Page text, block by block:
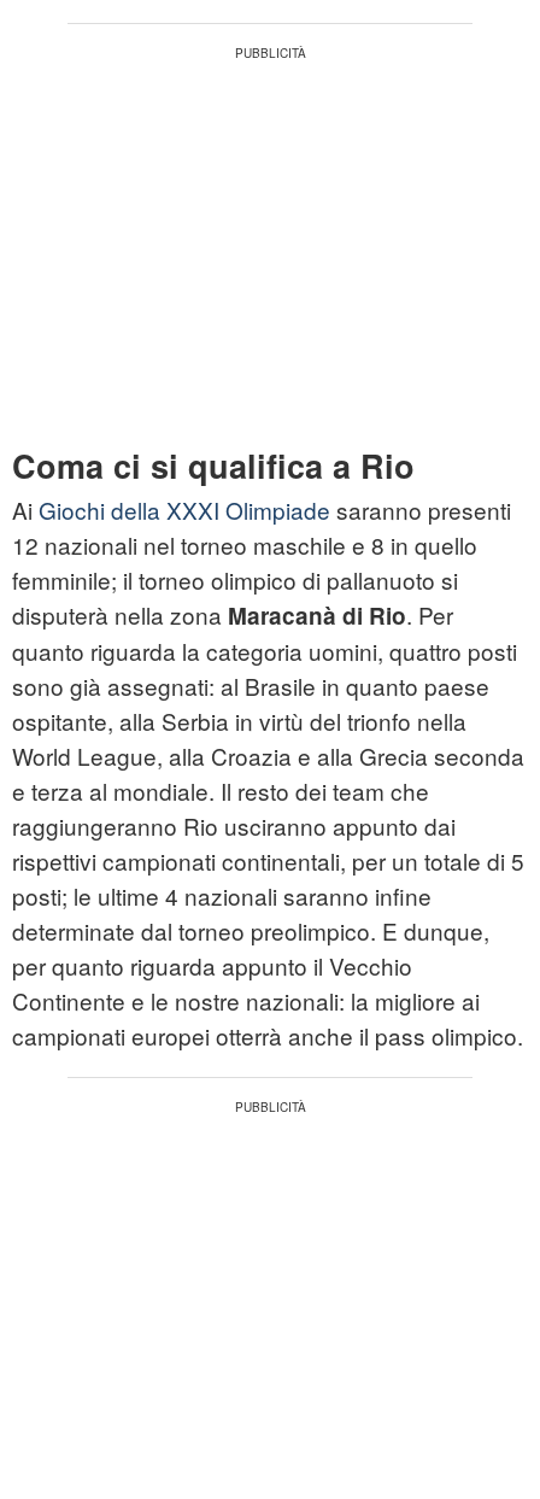
Coma ci si qualifica a Rio
Ai Giochi della XXXI Olimpiade saranno presenti
12 nazionali nel torneo maschile e 8 in quello
femminile; il torneo olimpico di pallanuoto si
disputerà nella zona Maracanà di Rio. Per
quanto riguarda la categoria uomini, quattro posti
sono già assegnati: al Brasile in quanto paese
ospitante, alla Serbia in virtù del trionfo nella
World League, alla Croazia e alla Grecia seconda
e terza al mondiale. Il resto dei team che
raggiungeranno Rio usciranno appunto dai
rispettivi campionati continentali, per un totale di 5
posti; le ultime 4 nazionali saranno infine
determinate dal torneo preolimpico. E dunque,
per quanto riguarda appunto il Vecchio
Continente e le nostre nazionali: la migliore ai
campionati europei otterrà anche il pass olimpico.